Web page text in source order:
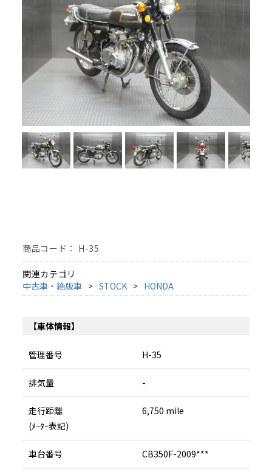
商品コード： H-35
関連カテゴリ
中古車・絶版車
STOCK HONDA
【車体情報】
管理番号 H-35
排気量 -
走行距離
(ﾒｰﾀｰ表記)
6,750 mile
車台番号 CB350F-2009***